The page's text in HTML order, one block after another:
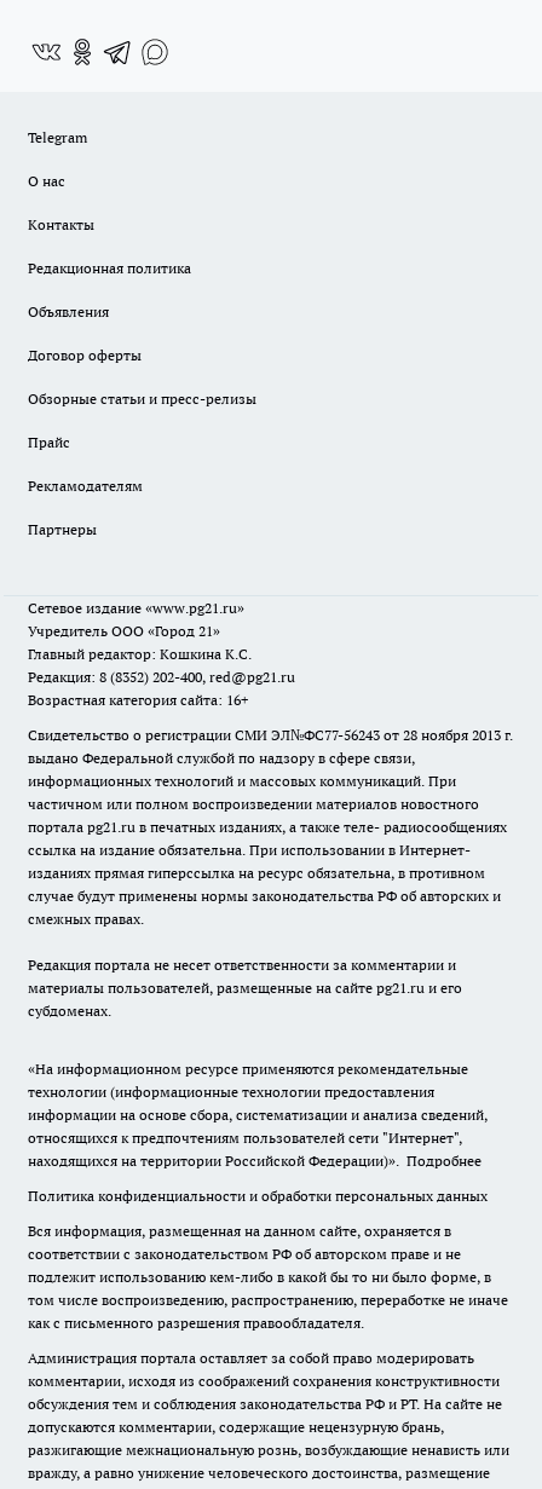
Telegram
О нас
Контакты
Редакционная политика
Объявления
Договор оферты
Обзорные статьи и пресс-релизы
Прайс
Рекламодателям
Партнеры
Сетевое издание «www.pg21.ru»
Учредитель ООО «Город 21»
Главный редактор: Кошкина К.С.
Редакция: 8 (8352) 202-400, red@pg21.ru
Возрастная категория сайта: 16+
Свидетельство о регистрации СМИ ЭЛ№ФС77-56243 от 28 ноября 2013 г.
выдано Федеральной службой по надзору в сфере связи,
информационных технологий и массовых коммуникаций. При
частичном или полном воспроизведении материалов новостного
портала pg21.ru в печатных изданиях, а также теле- радиосообщениях
ссылка на издание обязательна. При использовании в Интернет-
изданиях прямая гиперссылка на ресурс обязательна, в противном
случае будут применены нормы законодательства РФ об авторских и
смежных правах.
Редакция портала не несет ответственности за комментарии и
материалы пользователей, размещенные на сайте pg21.ru и его
субдоменах.
«На информационном ресурсе применяются рекомендательные
технологии (информационные технологии предоставления
информации на основе сбора, систематизации и анализа сведений,
относящихся к предпочтениям пользователей сети "Интернет",
находящихся на территории Российской Федерации)». Подробнее
Политика конфиденциальности и обработки персональных данных
Вся информация, размещенная на данном сайте, охраняется в
соответствии с законодательством РФ об авторском праве и не
подлежит использованию кем-либо в какой бы то ни было форме, в
том числе воспроизведению, распространению, переработке не иначе
как с письменного разрешения правообладателя.
Администрация портала оставляет за собой право модерировать
комментарии, исходя из соображений сохранения конструктивности
обсуждения тем и соблюдения законодательства РФ и РТ. На сайте не
допускаются комментарии, содержащие нецензурную брань,
разжигающие межнациональную рознь, возбуждающие ненависть или
вражду, а равно унижение человеческого достоинства, размещение